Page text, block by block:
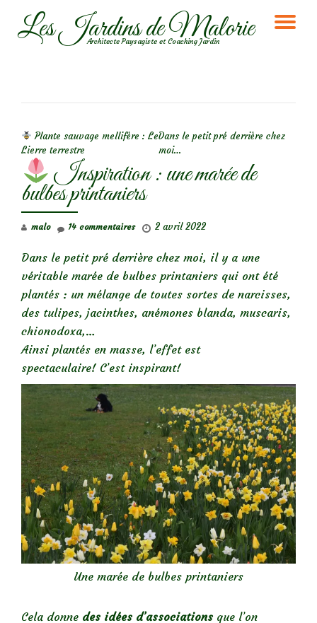
AllerLes Jardins de Malorie
Architecte Paysagiste et Coaching Jardin
Plante sauvage mellifère : Le
Lierre terrestre
Dans le petit pré derrière chez
moi…
Inspiration : une marée de
bulbes printaniers
malo 2 avril 2022
14 commentaires
Dans le petit pré derrière chez moi, il y a une
véritable marée de bulbes printaniers qui ont été
plantés : un mélange de toutes sortes de narcisses,
des tulipes, jacinthes, anémones blanda, muscaris,
chionodoxa,…
Ainsi plantés en masse, l’effet est
spectaculaire! C’est inspirant!
Une marée de bulbes printaniers
Cela donne des idées d’associations que l’on